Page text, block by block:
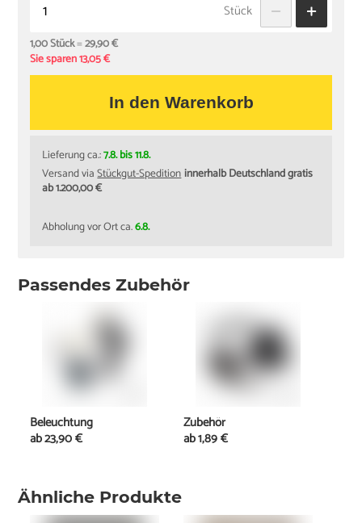
Stück
1,00 Stück=29,90 €
Sie sparen 13,05 €
In den Warenkorb
Lieferung ca.:7.8. bis 11.8.
Versand viaStückgut-Speditioninnerhalb Deutschland gratis
ab 1.200,00 €
Abholung vor Ort ca.6.8.
Ähnliche Produkte
Passendes Zubehör
Beleuchtung
ab23,90 €
Zubehör
ab1,89 €